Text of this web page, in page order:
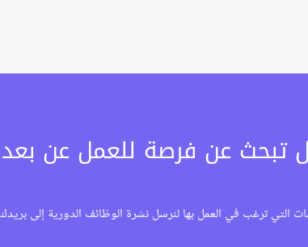
تبحث عن فرصة للعمل عن
ترغب في العمل بها لنرسل نشرة الوظائف الدورية إلى بريدك